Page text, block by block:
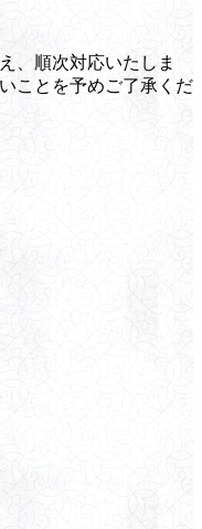
、順次対応いたしま
ことを予めご了承くだ